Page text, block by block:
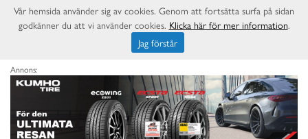
Annons:
Vår hemsida använder sig av cookies. Genom att fortsätta surfa på sidan
godkänner du att vi använder cookies. Klicka här för mer information.
Jag förstår